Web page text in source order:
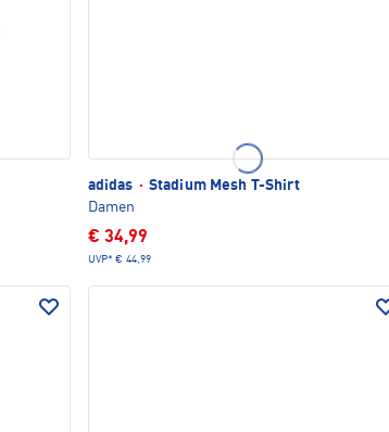
adidas · Stadium Mesh T-Shirt
Damen
€ 34,99
UVP* € 44,99